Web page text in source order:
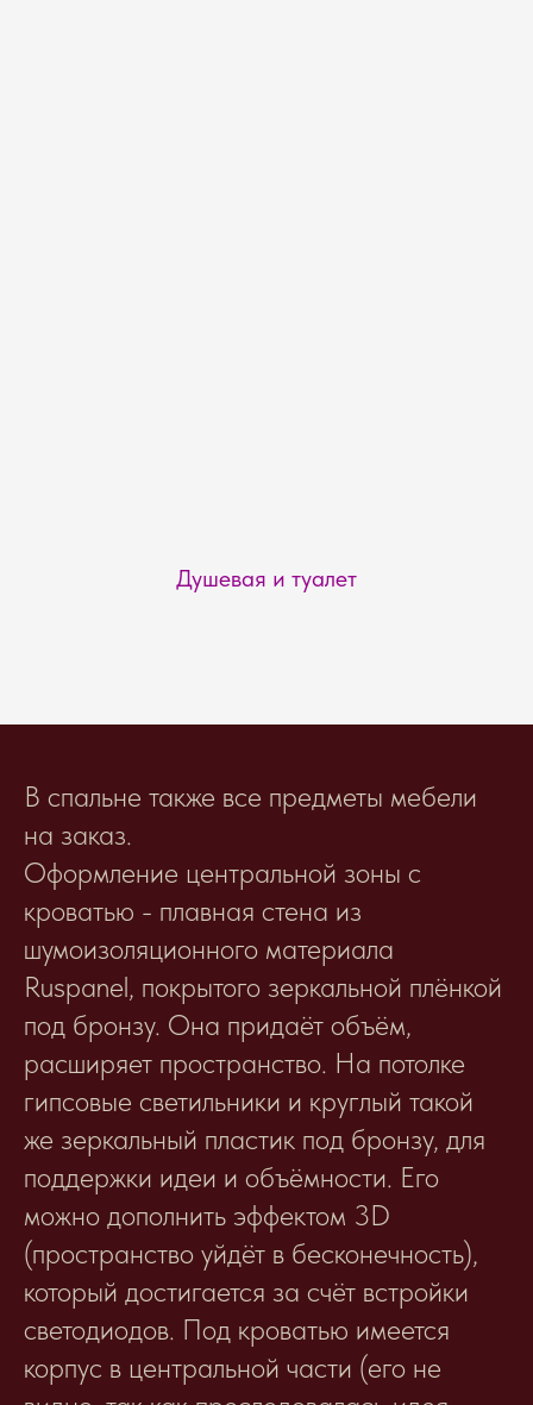
Душевая и туалет
В спальне также все предметы мебели
на заказ.
Оформление центральной зоны с
кроватью - плавная стена из
шумоизоляционного материала
Ruspanel, покрытого зеркальной плёнкой
под бронзу. Она придаёт объём,
расширяет пространство. На потолке
гипсовые светильники и круглый такой
же зеркальный пластик под бронзу, для
поддержки идеи и объёмности. Его
можно дополнить эффектом 3D
(пространство уйдёт в бесконечность),
который достигается за счёт встройки
светодиодов. Под кроватью имеется
корпус в центральной части (его не